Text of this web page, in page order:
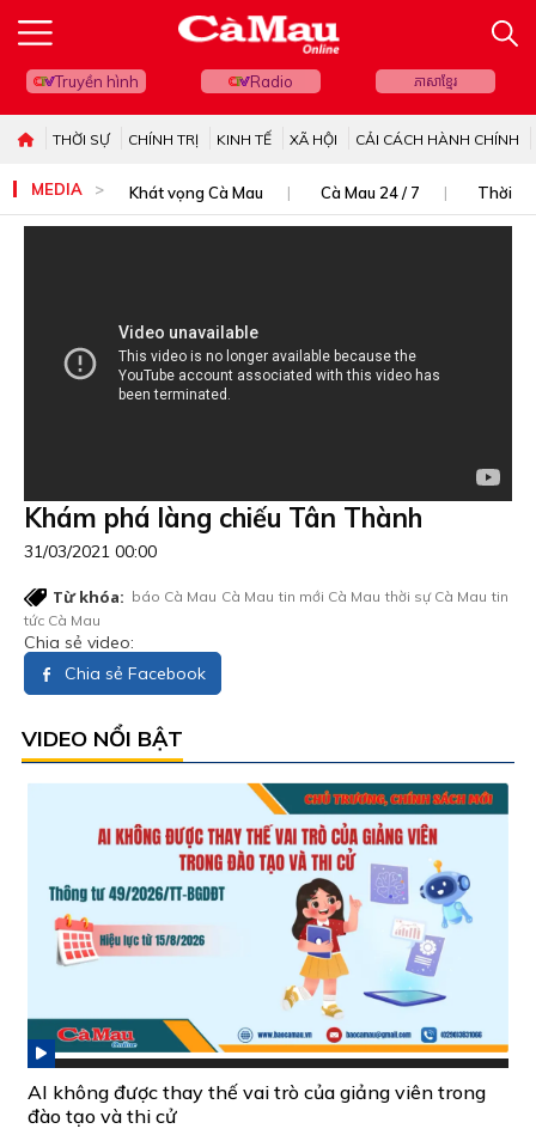
Truyền hình Radio ភាសាខ្មែរ
THỜI SỰ CHÍNH TRỊ KINH TẾ XÃ HỘI CẢI CÁCH HÀNH CHÍNH
MEDIA Khát vọng Cà Mau Cà Mau 24 / 7 Thời sự
Khám phá làng chiếu Tân Thành
31/03/2021 00:00
Từ khóa: báo Cà Mau Cà Mau tin mới Cà Mau thời sự Cà Mau tin
tức Cà Mau
Chia sẻ video:
Chia sẻ Facebook
VIDEO NỔI BẬT
AI không được thay thế vai trò của giảng viên trong
đào tạo và thi cử